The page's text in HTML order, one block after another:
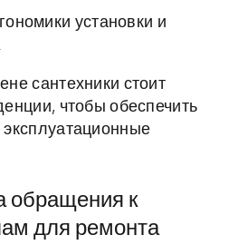
установки и
сантехники стоит
чтобы обеспечить
обращения к
для ремонта